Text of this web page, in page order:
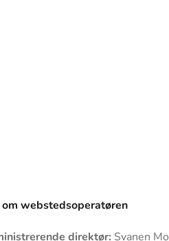
webstedsoperatøren
direktør: Svanen